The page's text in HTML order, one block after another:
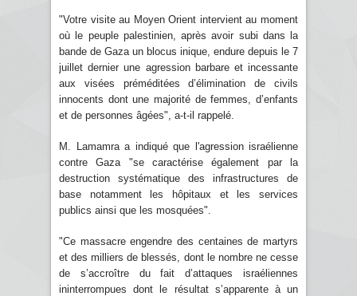
"Votre visite au Moyen Orient intervient au moment
où le peuple palestinien, après avoir subi dans la
bande de Gaza un blocus inique, endure depuis le 7
juillet dernier une agression barbare et incessante
aux visées préméditées d’élimination de civils
innocents dont une majorité de femmes, d’enfants
et de personnes âgées", a-t-il rappelé.
M. Lamamra a indiqué que l'agression israélienne
contre Gaza "se caractérise également par la
destruction systématique des infrastructures de
base notamment les hôpitaux et les services
publics ainsi que les mosquées".
"Ce massacre engendre des centaines de martyrs
et des milliers de blessés, dont le nombre ne cesse
de s’accroître du fait d’attaques israéliennes
ininterrompues dont le résultat s’apparente à un